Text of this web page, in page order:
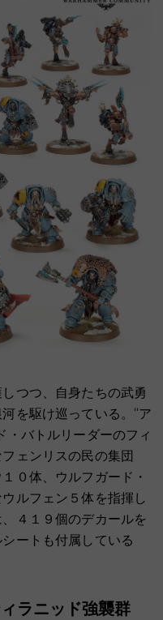
つつ、自身たちの武勇
を駆け巡っている。“ア
・バトルリーダーのフィ
ェンリスの民の集団
０体、ウルフガード・
ルフェン５体を指揮し
４１９個のデカールを
ートも付属している
ラニッド強襲群